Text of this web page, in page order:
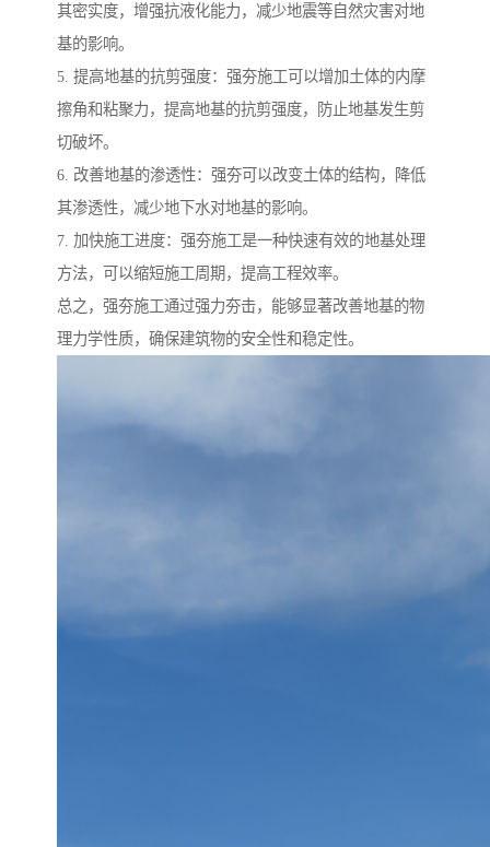
其密实度，增强抗液化能力，减少地震等自然灾害对地
基的影响。
5. 提高地基的抗剪强度：强夯施工可以增加土体的内摩
擦角和粘聚力，提高地基的抗剪强度，防止地基发生剪
切破坏。
6. 改善地基的渗透性：强夯可以改变土体的结构，降低
其渗透性，减少地下水对地基的影响。
7. 加快施工进度：强夯施工是一种快速有效的地基处理
方法，可以缩短施工周期，提高工程效率。
总之，强夯施工通过强力夯击，能够显著改善地基的物
理力学性质，确保建筑物的安全性和稳定性。